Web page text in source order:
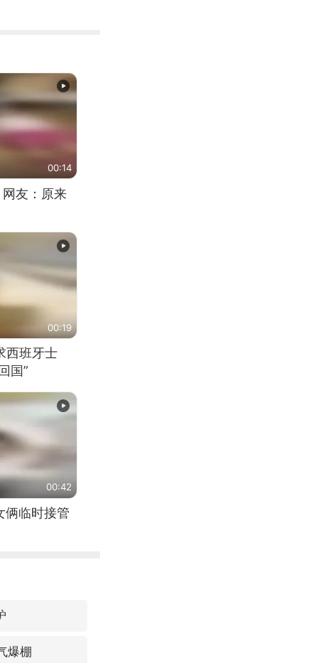
00:14
友：原来
00:19
西班牙士
国”
00:42
俩临时接管
爆棚